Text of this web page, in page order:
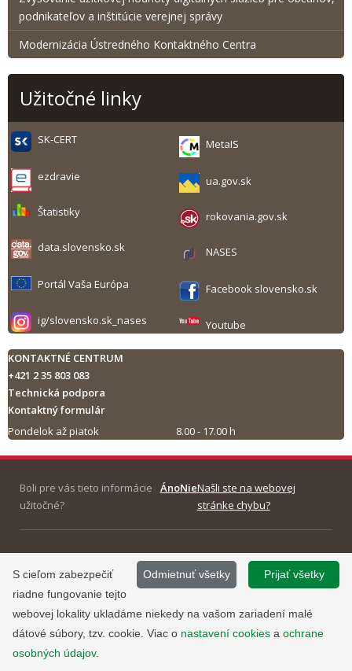
podnikateľov a inštitúcie verejnej správy
Modernizácia Ústredného Kontaktného Centra
Užitočné linky
SK-CERT MetaIS
ezdravie ua.gov.sk
Štatistiky rokovania.gov.sk
data.slovensko.sk NASES
Portál Vaša Európa Facebook slovensko.sk
ig/slovensko.sk_nases Youtube
KONTAKTNÉ CENTRUM
+421 2 35 803 083
Technická podpora
Kontaktný formulár
Pondelok až piatok
8.00 - 17.00 h
Tlač obsahu
Boli pre vás tieto informácie
užitočné?
ÁnoNieNašli ste na webovej
stránke chybu?
©2013 - 2026, Slovensko.sk
Informácie zverejnené na portáli
majú informatívny charakter.
Prevádzku stránky
www.slovensko.sk a správu jej
obsahu zabezpečuje
Prijať všetky
Odmietnuť všetky
S cieľom zabezpečiť
riadne fungovanie tejto
webovej lokality ukladáme niekedy na vašom zariadení malé
dátové súbory, tzv. cookie. Viac o nastavení cookies a ochrane
osobných údajov.